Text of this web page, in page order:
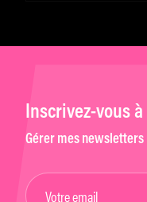
Inscrivez-vous
Gérer mes newsletters